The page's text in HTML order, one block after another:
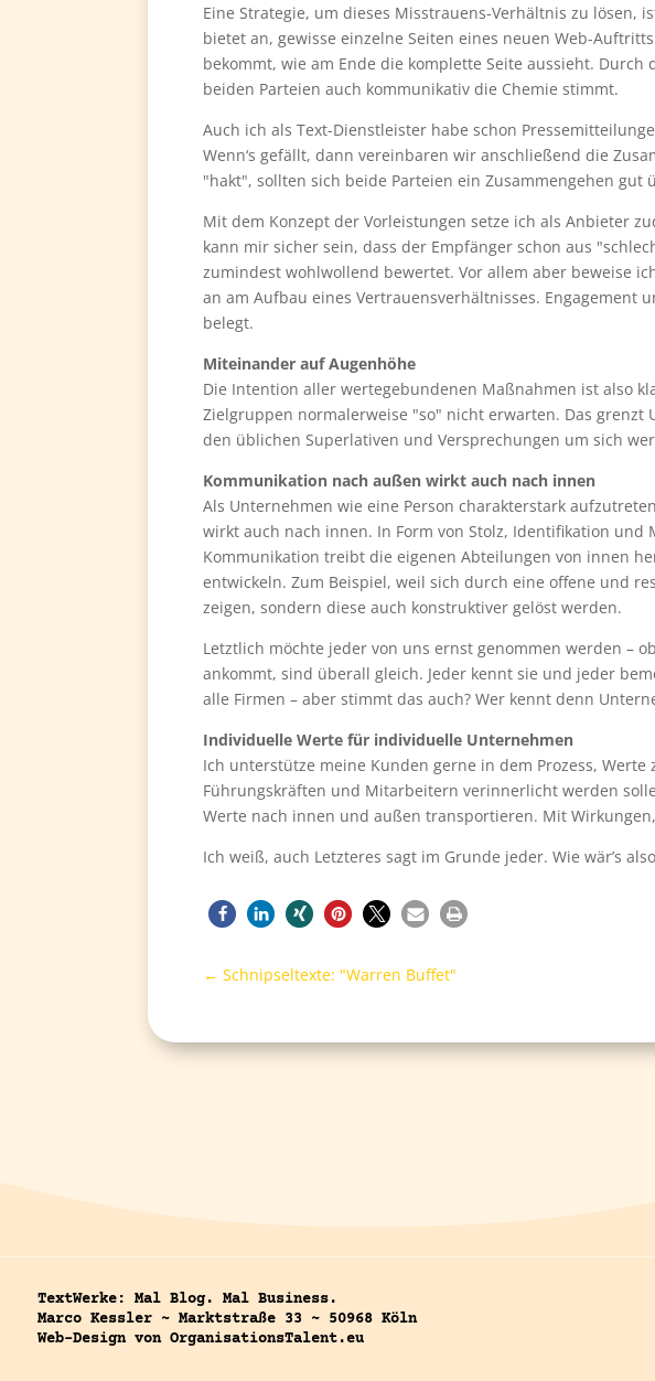
Eine Strategie, um dieses Misstrauens-Verhältnis zu lösen,
bietet an, gewisse einzelne Seiten eines neuen Web-
bekommt, wie am Ende die komplette Seite aussieht.
beiden Parteien auch kommunikativ die Chemie stimmt.
Auch ich als Text-Dienstleister habe schon
Wenn‘s gefällt, dann vereinbaren wir anschließend die
"hakt", sollten sich beide Parteien ein Zusammengehen gut
Mit dem Konzept der Vorleistungen setze ich als Anbieter
kann mir sicher sein, dass der Empfänger schon aus
zumindest wohlwollend bewertet. Vor allem aber beweise
an am Aufbau eines Vertrauensverhältnisses.
belegt.
Miteinander auf Augenhöhe
Die Intention aller wertegebundenen Maßnahmen ist also
Zielgruppen normalerweise "so" nicht erwarten. Das
den üblichen Superlativen und Versprechungen um sich
Kommunikation nach außen wirkt auch nach innen
Als Unternehmen wie eine Person charakterstark
wirkt auch nach innen. In Form von Stolz, Identifikation
Kommunikation treibt die eigenen Abteilungen von innen
entwickeln. Zum Beispiel, weil sich durch eine offene und
zeigen, sondern diese auch konstruktiver gelöst werden.
Letztlich möchte jeder von uns ernst genommen werden –
ankommt, sind überall gleich. Jeder kennt sie und jeder
alle Firmen – aber stimmt das auch? Wer kennt denn
Individuelle Werte für individuelle Unternehmen
Ich unterstütze meine Kunden gerne in dem Prozess,
Führungskräften und Mitarbeitern verinnerlicht werden
Werte nach innen und außen transportieren. Mit
Ich weiß, auch Letzteres sagt im Grunde jeder. Wie wär’s
←Schnipseltexte: "Warren Buffet"
TextWerke: Mal Blog. Mal Business.
Marco Kessler ~ Marktstraße 33 ~ 50968 Köln
Web-Design von OrganisationsTalent.eu